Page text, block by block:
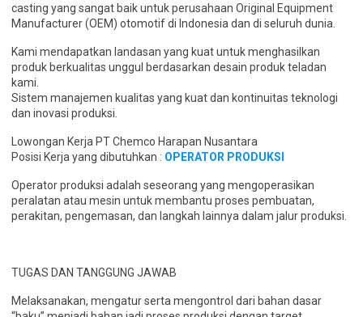
casting yang sangat baik untuk perusahaan Original Equipment
Manufacturer (OEM) otomotif di Indonesia dan di seluruh dunia.
Kami mendapatkan landasan yang kuat untuk menghasilkan
produk berkualitas unggul berdasarkan desain produk teladan
kami.
Sistem manajemen kualitas yang kuat dan kontinuitas teknologi
dan inovasi produksi.
Lowongan Kerja PT Chemco Harapan Nusantara
Posisi Kerja yang dibutuhkan : OPERATOR PRODUKSI
Operator produksi adalah seseorang yang mengoperasikan
peralatan atau mesin untuk membantu proses pembuatan,
perakitan, pengemasan, dan langkah lainnya dalam jalur produksi.
TUGAS DAN TANGGUNG JAWAB
Melaksanakan, mengatur serta mengontrol dari bahan dasar